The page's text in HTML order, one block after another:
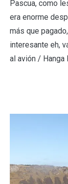
Pascua, como
era enorme
más que
interesante eh,
al avión / Hanga